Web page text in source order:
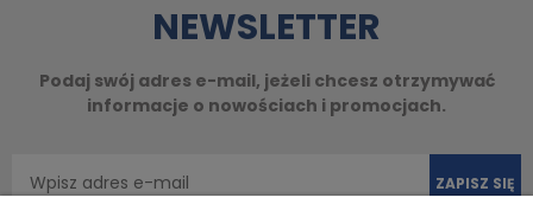
NEWSLETTER
Podaj swój adres e-mail, jeżeli chcesz otrzymywać
informacje o nowościach i promocjach.
ZAPISZ SIĘ